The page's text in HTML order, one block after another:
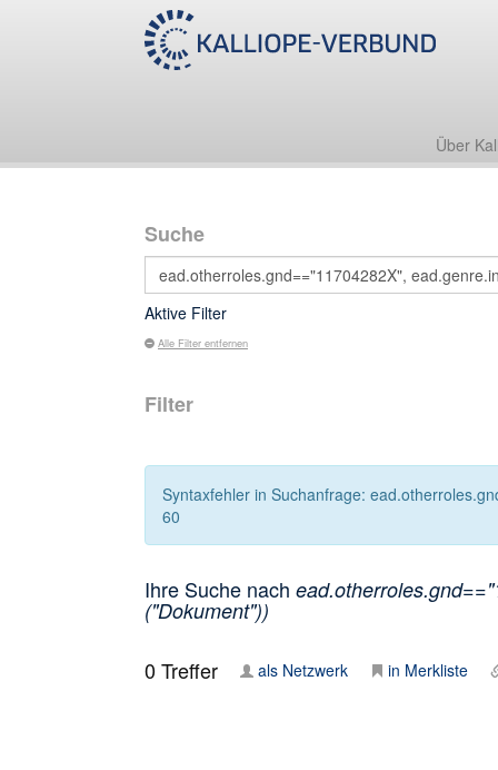
Über
Suche
Aktive Filter
Alle Filter entfernen
Filter
Syntaxfehler in Suchanfrage:
60
Ihre Suche nach
("Dokument"))
0Treffer als Netzwerk in Merkliste